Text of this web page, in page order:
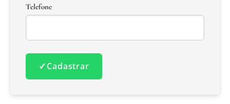
Telefone
✓Cadastrar